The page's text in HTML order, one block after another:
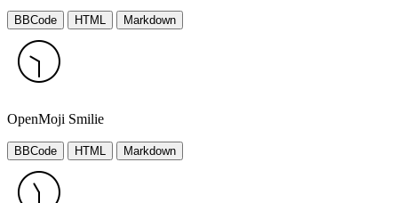
BBCode HTML Markdown
OpenMoji Smilie
BBCode HTML Markdown